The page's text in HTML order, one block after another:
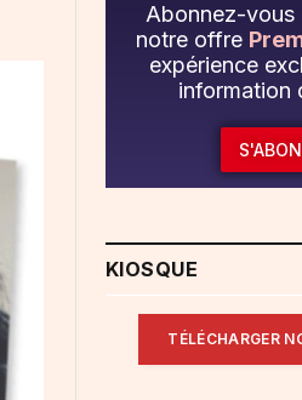
Abonnez-vous
notre offre
expérience
information
KIOSQUE
TÉLÉCHARGER